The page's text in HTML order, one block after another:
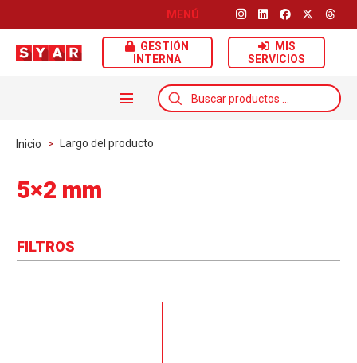
MENÚ
GESTIÓN
INTERNA
MIS
SERVICIOS
Búsqueda
de
productos
Inicio > Largo del producto
5×2 mm
FILTROS